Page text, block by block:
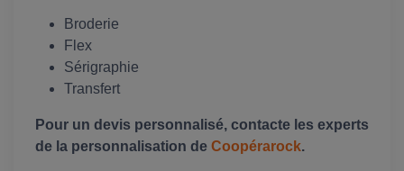
Broderie
Flex
Sérigraphie
Transfert
Pour un devis personnalisé, contacte les experts
de la personnalisation de Coopérarock.